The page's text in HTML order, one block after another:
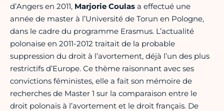
d’Angers en 2011, Marjorie Coulas a effectué une
année de master à l’Université de Torun en Pologne,
dans le cadre du programme Erasmus. L’actualité
polonaise en 2011-2012 traitait de la probable
suppression du droit à l’avortement, déjà l’un des plus
restrictifs d’Europe. Ce thème raisonnant avec ses
convictions féministes, elle a fait son mémoire de
recherches de Master 1 sur la comparaison entre le
droit polonais à l’avortement et le droit français. De